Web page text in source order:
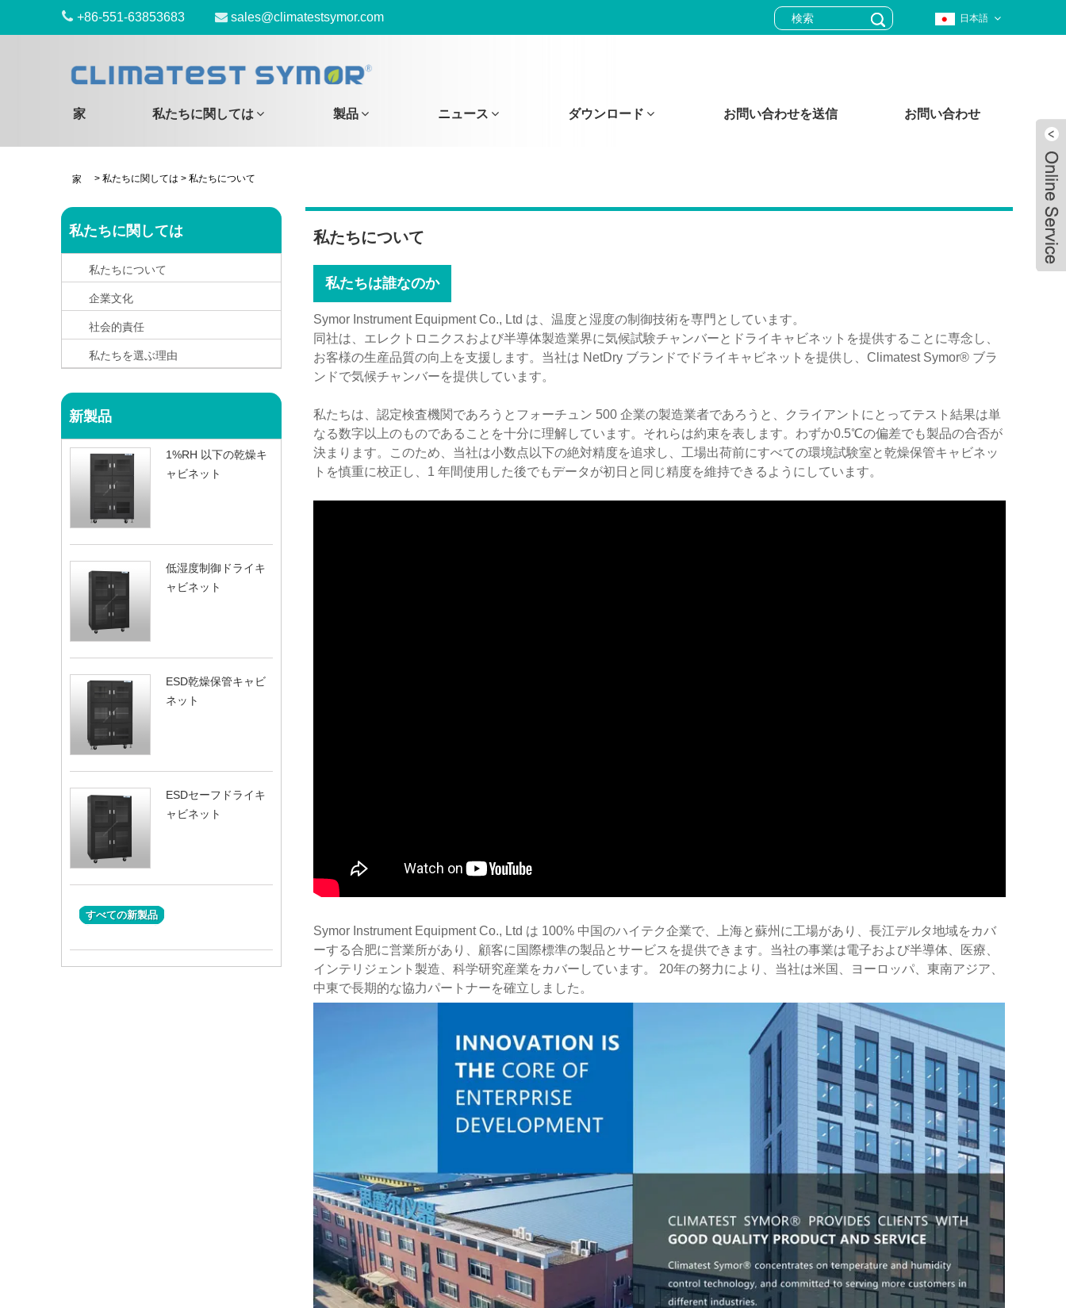
+86-551-63853683 sales@climatestsymor.com 日本語
家 私たちに関しては 製品 ニュース ダウンロード お問い合わせを送信 お問い合わせ
家 > 私たちに関しては > 私たちについて
私たちに関しては
私たちについて
企業文化
社会的責任
私たちを選ぶ理由
新製品
1%RH 以下の乾燥キ
ャビネット
低湿度制御ドライキ
ャビネット
ESD乾燥保管キャビ
ネット
ESDセーフドライキ
ャビネット
すべての新製品
私たちについて
私たちは誰なのか
Symor Instrument Equipment Co., Ltd は、温度と湿度の制御技術を専門としています。
同社は、エレクトロニクスおよび半導体製造業界に気候試験チャンバーとドライキャビネットを提供することに専念し、
お客様の生産品質の向上を支援します。当社は NetDry ブランドでドライキャビネットを提供し、Climatest Symor® ブラ
ンドで気候チャンバーを提供しています。
私たちは、認定検査機関であろうとフォーチュン 500 企業の製造業者であろうと、クライアントにとってテスト結果は単
なる数字以上のものであることを十分に理解しています。それらは約束を表します。わずか0.5℃の偏差でも製品の合否が
決まります。このため、当社は小数点以下の絶対精度を追求し、工場出荷前にすべての環境試験室と乾燥保管キャビネッ
トを慎重に校正し、1 年間使用した後でもデータが初日と同じ精度を維持できるようにしています。
Symor Instrument Equipment Co., Ltd は 100% 中国のハイテク企業で、上海と蘇州に工場があり、長江デルタ地域をカバ
ーする合肥に営業所があり、顧客に国際標準の製品とサービスを提供できます。当社の事業は電子および半導体、医療、
インテリジェント製造、科学研究産業をカバーしています。 20年の努力により、当社は米国、ヨーロッパ、東南アジア、
中東で長期的な協力パートナーを確立しました。